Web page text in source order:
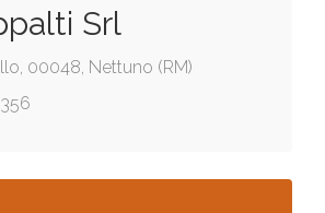
Srl
00048, Nettuno (RM)